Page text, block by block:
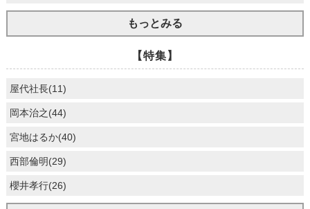
もっとみる
【特集】
屋代社長(11)
岡本治之(44)
宮地はるか(40)
西部倫明(29)
櫻井孝行(26)